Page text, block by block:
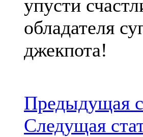
упусти
обладателя
джекпота!
Предыдущая
Следущая